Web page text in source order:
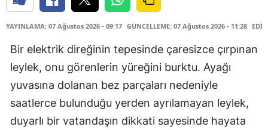
YAYINLAMA: 07 Ağustos 2026 - 09:17 GÜNCELLEME: 07 Ağustos 2026 - 11:28
Bir elektrik direğinin tepesinde çaresizce çırpınan
leylek, onu görenlerin yüreğini burktu. Ayağı
yuvasına dolanan bez parçaları nedeniyle
saatlerce bulunduğu yerden ayrılamayan leylek,
duyarlı bir vatandaşın dikkati sayesinde hayata